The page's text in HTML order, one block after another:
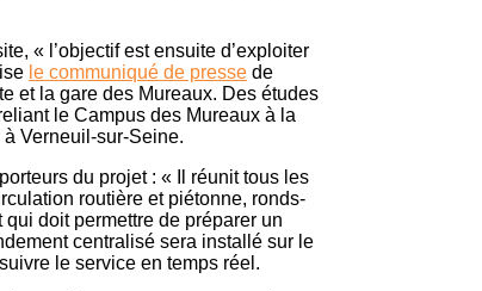
« l’objectif est ensuite d’exploiter
le communiqué de presse de
et la gare des Mureaux. Des études
le Campus des Mureaux à la
Verneuil-sur-Seine.
du projet : « Il réunit tous les
routière et piétonne, ronds-
doit permettre de préparer un
centralisé sera installé sur le
le service en temps réel.